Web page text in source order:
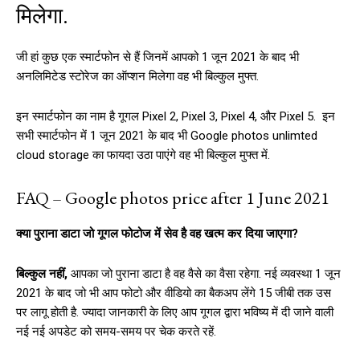
मिलेगा.
जी हां कुछ एक स्मार्टफोन से हैं जिनमें आपको 1 जून 2021 के बाद भी
अनलिमिटेड स्टोरेज का ऑप्शन मिलेगा वह भी बिल्कुल मुफ्त.
इन स्मार्टफोन का नाम है गूगल Pixel 2, Pixel 3, Pixel 4, और Pixel 5. इन
सभी स्मार्टफोन में 1 जून 2021 के बाद भी Google photos unlimted
cloud storage का फायदा उठा पाएंगे वह भी बिल्कुल मुफ्त में.
FAQ – Google photos price after 1 June 2021
क्या पुराना डाटा जो गूगल फोटोज में सेव है वह खत्म कर दिया जाएगा?
बिल्कुल नहीं, आपका जो पुराना डाटा है वह वैसे का वैसा रहेगा. नई व्यवस्था 1 जून
2021 के बाद जो भी आप फोटो और वीडियो का बैकअप लेंगे 15 जीबी तक उस
पर लागू होती है. ज्यादा जानकारी के लिए आप गूगल द्वारा भविष्य में दी जाने वाली
नई नई अपडेट को समय-समय पर चेक करते रहें.